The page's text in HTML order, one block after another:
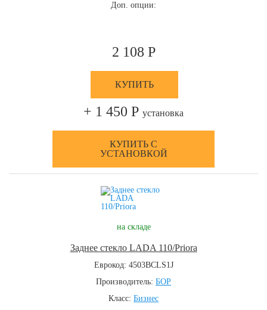
Доп. опции:
2 108 Р
КУПИТЬ
+ 1 450 Р установка
КУПИТЬ С
УСТАНОВКОЙ
на складе
Заднее стекло LADA 110/Priora
Еврокод: 4503BCLS1J
Производитель: БОР
Класс: Бизнес